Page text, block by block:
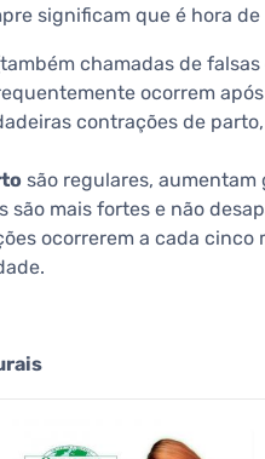
significam que é hora
chamadas de
ocorrem
contrações de
são regulares,
são mais fortes e não
ocorrerem a cada